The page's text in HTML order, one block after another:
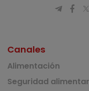
Canales
Alimentación
Seguridad